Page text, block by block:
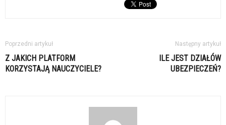
Poprzedni artykuł
Z JAKICH PLATFORM
KORZYSTAJĄ NAUCZYCIELE?
Następny artykuł
ILE JEST DZIAŁÓW
UBEZPIECZEŃ?